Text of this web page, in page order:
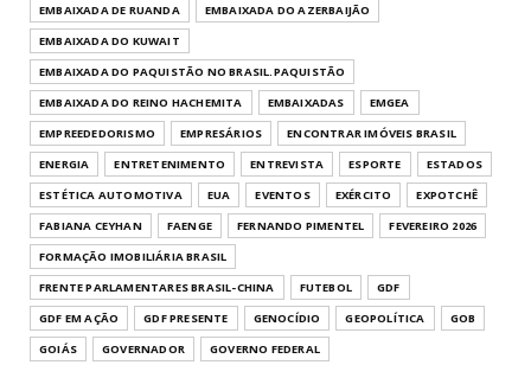
EMBAIXADA DE RUANDA
EMBAIXADA DO AZERBAIJÃO
EMBAIXADA DO KUWAIT
EMBAIXADA DO PAQUISTÃO NO BRASIL.PAQUISTÃO
EMBAIXADA DO REINO HACHEMITA
EMBAIXADAS
EMGEA
EMPREEDEDORISMO
EMPRESÁRIOS
ENCONTRAR IMÓVEIS BRASIL
ENERGIA
ENTRETENIMENTO ENTREVISTA ESPORTE
ESTADOS
ESTÉTICA AUTOMOTIVA
EUA EVENTOS EXÉRCITO
EXPOTCHÊ
FABIANA CEYHAN
FAENGE FERNANDO PIMENTEL
FEVEREIRO 2026
FORMAÇÃO IMOBILIÁRIA BRASIL
FRENTE PARLAMENTARES BRASIL-CHINA
FUTEBOL
GDF
GDF EM AÇÃO
GDF PRESENTE GENOCÍDIO GEOPOLÍTICA
GOB
GOIÁS
GOVERNADOR
GOVERNO FEDERAL